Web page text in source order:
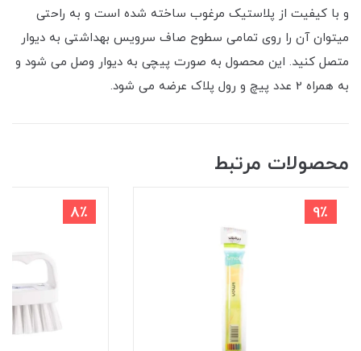
و با کیفیت از پلاستیک مرغوب ساخته شده است و به راحتی
میتوان آن را روی تمامی سطوح صاف سرویس بهداشتی به دیوار
متصل کنید. این محصول به صورت پیچی به دیوار وصل می شود و
به همراه 2 عدد پیچ و رول پلاک عرضه می شود.
محصولات مرتبط
9٪ 8٪